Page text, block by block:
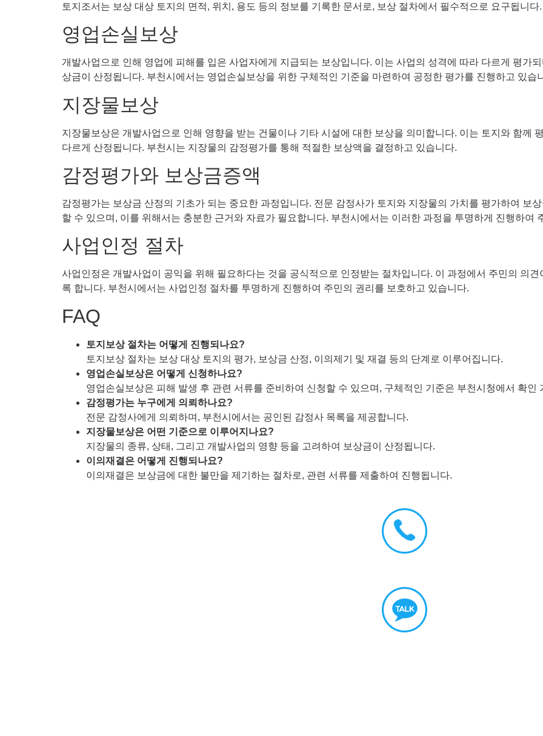
토지조서는 보상 대상 토지의 면적, 위치, 용도 등의 정보를 기록한 문서로, 보상 절차에서 필수적으로 요구됩니다.
영업손실보상
개발사업으로 인해 영업에 피해를 입은 사업자에게 지급되는 보상입니다. 이는 사업의 성격에 따라 다르게 평가
상금이 산정됩니다. 부천시에서는 영업손실보상을 위한 구체적인 기준을 마련하여 공정한 평가를 진행하고 있습
지장물보상
지장물보상은 개발사업으로 인해 영향을 받는 건물이나 기타 시설에 대한 보상을 의미합니다. 이는 토지와 함께
다르게 산정됩니다. 부천시는 지장물의 감정평가를 통해 적절한 보상액을 결정하고 있습니다.
감정평가와 보상금증액
감정평가는 보상금 산정의 기초가 되는 중요한 과정입니다. 전문 감정사가 토지와 지장물의 가치를 평가하여 보
할 수 있으며, 이를 위해서는 충분한 근거와 자료가 필요합니다. 부천시에서는 이러한 과정을 투명하게 진행하여
사업인정 절차
사업인정은 개발사업이 공익을 위해 필요하다는 것을 공식적으로 인정받는 절차입니다. 이 과정에서 주민의 의
록 합니다. 부천시에서는 사업인정 절차를 투명하게 진행하여 주민의 권리를 보호하고 있습니다.
FAQ
토지보상 절차는 어떻게 진행되나요?
토지보상 절차는 보상 대상 토지의 평가, 보상금 산정, 이의제기 및 재결 등의 단계로 이루어집니다.
영업손실보상은 어떻게 신청하나요?
영업손실보상은 피해 발생 후 관련 서류를 준비하여 신청할 수 있으며, 구체적인 기준은 부천시청에서 확인
감정평가는 누구에게 의뢰하나요?
전문 감정사에게 의뢰하며, 부천시에서는 공인된 감정사 목록을 제공합니다.
지장물보상은 어떤 기준으로 이루어지나요?
지장물의 종류, 상태, 그리고 개발사업의 영향 등을 고려하여 보상금이 산정됩니다.
이의재결은 어떻게 진행되나요?
이의재결은 보상금에 대한 불만을 제기하는 절차로, 관련 서류를 제출하여 진행됩니다.